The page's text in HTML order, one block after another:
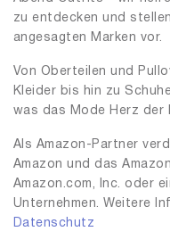
zu entdecken und
angesagten Marken vor.
Von Oberteilen und
Kleider bis hin zu
was das Mode Herz der
Als Amazon-Partner
Amazon und das
Amazon.com, Inc. oder
Unternehmen. Weitere
Datenschutz